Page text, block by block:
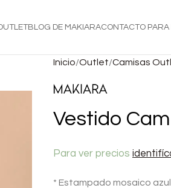
BLOG DE MAKIARACONTACTO PARA
Inicio Outlet Camisas
Vestido
Para ver precios
* Estampado mosaico